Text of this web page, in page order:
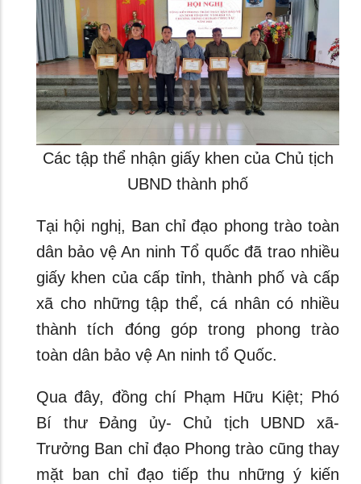
Các tập thể nhận giấy khen của Chủ tịch
UBND thành phố
Tại hội nghị, Ban chỉ đạo phong trào toàn
dân bảo vệ An ninh Tổ quốc đã trao nhiều
giấy khen của cấp tỉnh, thành phố và cấp
xã cho những tập thể, cá nhân có nhiều
thành tích đóng góp trong phong trào
toàn dân bảo vệ An ninh tổ Quốc.
Qua đây, đồng chí Phạm Hữu Kiệt; Phó
Bí thư Đảng ủy- Chủ tịch UBND xã-
Trưởng Ban chỉ đạo Phong trào cũng thay
mặt ban chỉ đạo tiếp thu những ý kiến